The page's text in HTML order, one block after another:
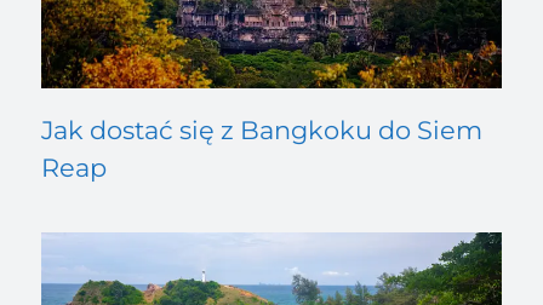
Jak dostać się z Bangkoku do Siem
Reap